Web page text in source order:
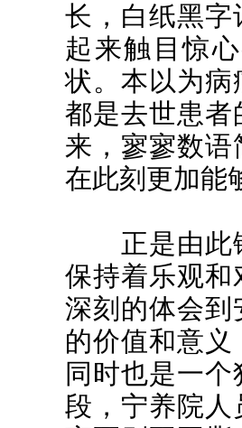
长，白纸黑
起来触目惊
状。本以为
都是去世患
来，寥寥数
在此刻更加能
正是由此
保持着乐观
深刻的体会
的价值和意
同时也是一
段，宁养院